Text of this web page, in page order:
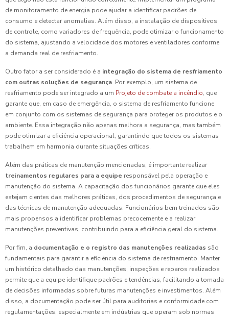
de monitoramento de energia pode ajudar a identificar padrões de
consumo e detectar anomalias. Além disso, a instalação de dispositivos
de controle, como variadores de frequência, pode otimizar o funcionamento
do sistema, ajustando a velocidade dos motores e ventiladores conforme
a demanda real de resfriamento.
Outro fator a ser considerado é a integração do sistema de resfriamento
com outras soluções de segurança. Por exemplo, um sistema de
resfriamento pode ser integrado a um Projeto de combate a incêndio, que
garante que, em caso de emergência, o sistema de resfriamento funcione
em conjunto com os sistemas de segurança para proteger os produtos e o
ambiente. Essa integração não apenas melhora a segurança, mas também
pode otimizar a eficiência operacional, garantindo que todos os sistemas
trabalhem em harmonia durante situações críticas.
Além das práticas de manutenção mencionadas, é importante realizar
treinamentos regulares para a equipe responsável pela operação e
manutenção do sistema. A capacitação dos funcionários garante que eles
estejam cientes das melhores práticas, dos procedimentos de segurança e
das técnicas de manutenção adequadas. Funcionários bem treinados são
mais propensos a identificar problemas precocemente e a realizar
manutenções preventivas, contribuindo para a eficiência geral do sistema.
Por fim, a documentação e o registro das manutenções realizadas são
fundamentais para garantir a eficiência do sistema de resfriamento. Manter
um histórico detalhado das manutenções, inspeções e reparos realizados
permite que a equipe identifique padrões e tendências, facilitando a tomada
de decisões informadas sobre futuras manutenções e investimentos. Além
disso, a documentação pode ser útil para auditorias e conformidade com
regulamentações, especialmente em indústrias que operam sob normas